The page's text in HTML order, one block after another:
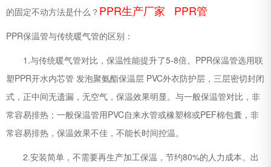
的固定不动方法是什么？ PPR生产厂家 PPR管
PPR保温管与传统暖气管的区别：
1.与传统暖气管对比，保温性能提升了5-8倍。PPR保温管选用联
塑PPR开水内芯管 发泡聚氨酯保温层 PVC外衣防护层，三层密切封闭
式，正中间无遗漏，无空气，保温效果明显。与一般保温管对比，非
常容易排热；一般保温管用PVC自来水管或橡塑棉或PEF棉包囊，非
常容易排热，保温效果不佳，不能长时间控温。
2.安装简单，不需要再生产加工保温，节约80%的人力成本。出